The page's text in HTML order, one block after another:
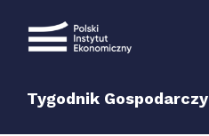
Tygodnik Gospodarczy